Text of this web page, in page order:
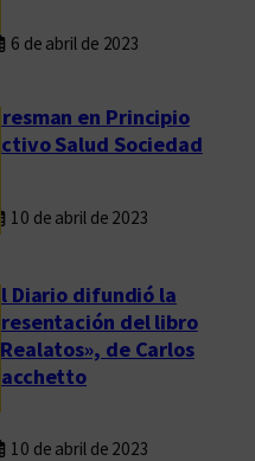
6 de abril de 2023
Presman en Principio
Activo Salud Sociedad
10 de abril de 2023
El Diario difundió la
presentación del libro
«Realatos», de Carlos
Sacchetto
10 de abril de 2023